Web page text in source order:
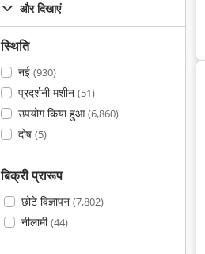
और दिखाएं
स्थिति
नई (930)
प्रदर्शनी मशीन (51)
उपयोग किया हुआ(6,860)
दोष (5)
बिक्री प्रारूप
छोटे विज्ञापन (7,802)
नीलामी(44)